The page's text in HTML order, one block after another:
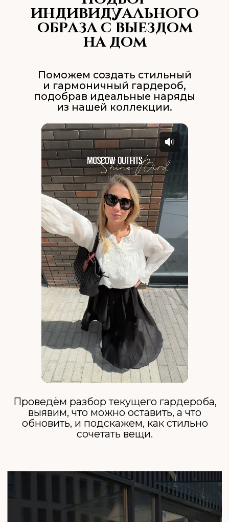
Проведём разбор текущего гардероба,
выявим, что можно оставить, а что
обновить, и подскажем, как стильно
сочетать вещи.
ЧУВСТВУЙТЕ СЕБЯ
УВЕРЕННО И СТИЛЬНО
КАЖДЫЙ ДЕНЬ —
ЗАПИСЫВАЙТЕСЬ
НА ПОДБОР ОБРАЗА!
ЗАПИСАТЬСЯ